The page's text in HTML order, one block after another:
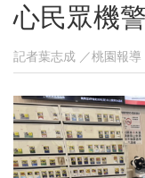
心民眾機
記者葉志成 ／桃園報導